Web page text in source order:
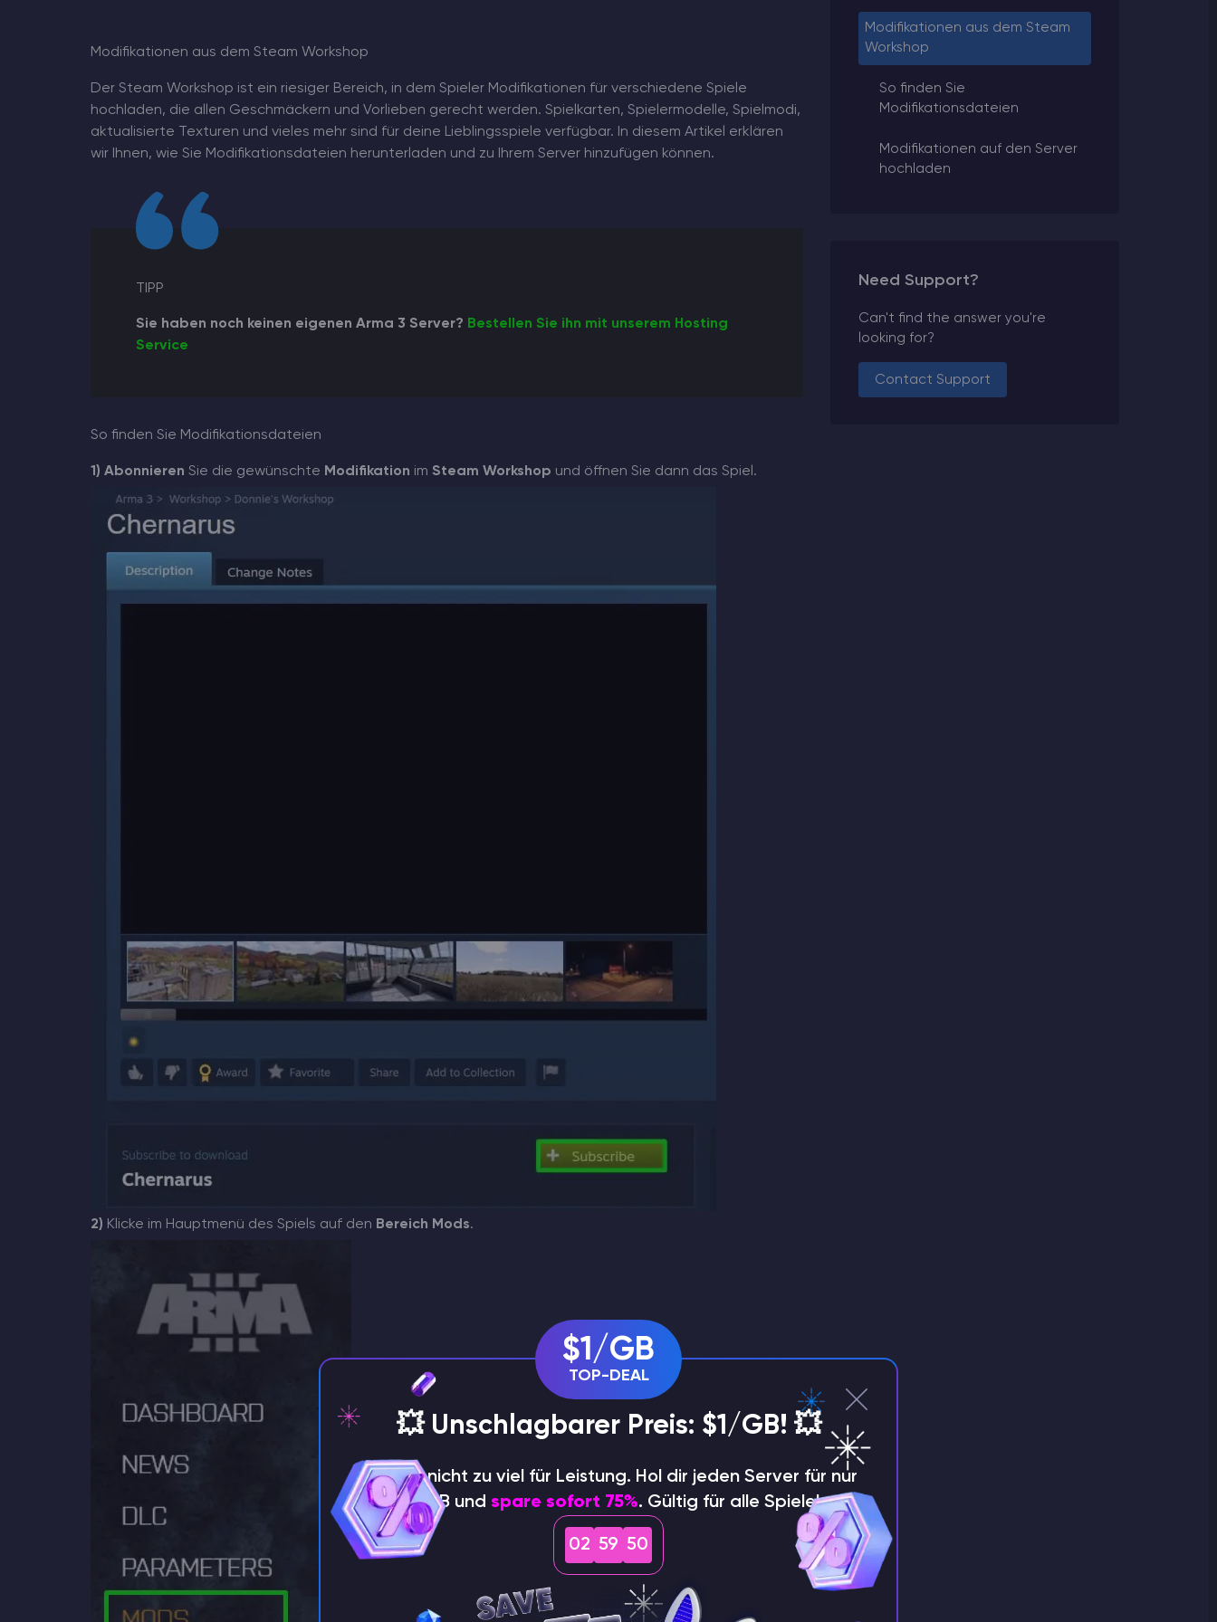
Minecraft Server Mieten
Hytale Hosting 50% OFF
ARK Server Mieten
Modifikationen aus dem Steam Workshop
Der Steam Workshop ist ein riesiger Bereich, in dem Spieler Modifikationen für verschiedene Spiele
hochladen, die allen Geschmäckern und Vorlieben gerecht werden. Spielkarten, Spielermodelle, Spielmodi,
aktualisierte Texturen und vieles mehr sind für deine Lieblingsspiele verfügbar. In diesem Artikel erklären
wir Ihnen, wie Sie Modifikationsdateien herunterladen und zu Ihrem Server hinzufügen können.
TIPP
Sie haben noch keinen eigenen Arma 3 Server? Bestellen Sie ihn mit unserem Hosting
Service
So finden Sie Modifikationsdateien
1) Abonnieren Sie die gewünschte Modifikation im Steam Workshop und öffnen Sie dann das Spiel.
2) Klicke im Hauptmenü des Spiels auf den Bereich Mods.
Modifikationen aus dem Steam
Workshop
So finden Sie
Modifikationsdateien
Modifikationen auf den Server
hochladen
Need Support?
Can't find the answer you're
looking for?
Contact Support
$1/GB
TOP-DEAL
💥 Unschlagbarer Preis: $1/GB! 💥
⚡️ Zahle nicht zu viel für Leistung. Hol dir jeden Server für nur
$1/GB und spare sofort 75%. Gültig für alle Spiele!
02 59 49